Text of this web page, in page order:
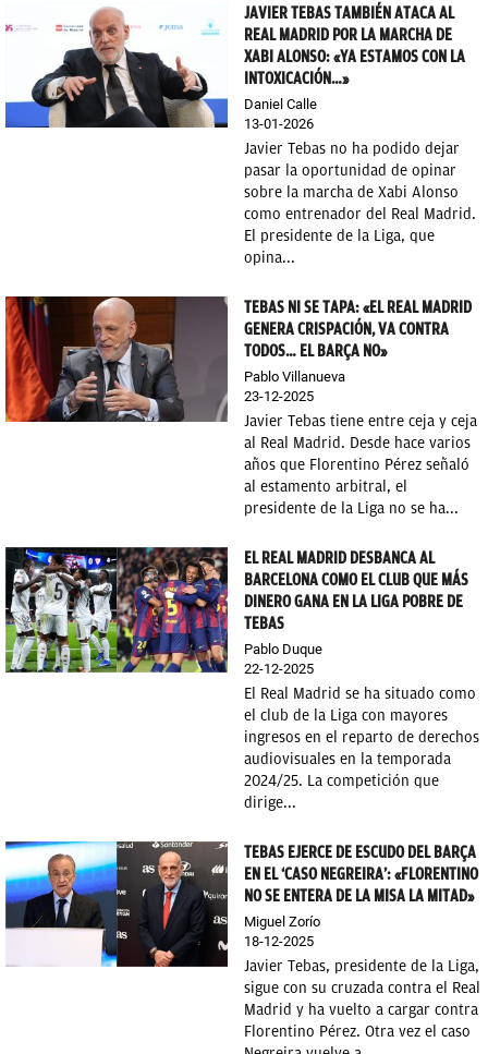
JAVIER TEBAS TAMBIÉN ATACA AL
REAL MADRID POR LA MARCHA DE
XABI ALONSO: «YA ESTAMOS CON LA
INTOXICACIÓN…»
Daniel Calle
13-01-2026
Javier Tebas no ha podido dejar
pasar la oportunidad de opinar
sobre la marcha de Xabi Alonso
como entrenador del Real Madrid.
El presidente de la Liga, que
opina...
TEBAS NI SE TAPA: «EL REAL MADRID
GENERA CRISPACIÓN, VA CONTRA
TODOS… EL BARÇA NO»
Pablo Villanueva
23-12-2025
Javier Tebas tiene entre ceja y ceja
al Real Madrid. Desde hace varios
años que Florentino Pérez señaló
al estamento arbitral, el
presidente de la Liga no se ha...
EL REAL MADRID DESBANCA AL
BARCELONA COMO EL CLUB QUE MÁS
DINERO GANA EN LA LIGA POBRE DE
TEBAS
Pablo Duque
22-12-2025
El Real Madrid se ha situado como
el club de la Liga con mayores
ingresos en el reparto de derechos
audiovisuales en la temporada
2024/25. La competición que
dirige...
TEBAS EJERCE DE ESCUDO DEL BARÇA
EN EL ‘CASO NEGREIRA’: «FLORENTINO
NO SE ENTERA DE LA MISA LA MITAD»
Miguel Zorío
18-12-2025
Javier Tebas, presidente de la Liga,
sigue con su cruzada contra el Real
Madrid y ha vuelto a cargar contra
Florentino Pérez. Otra vez el caso